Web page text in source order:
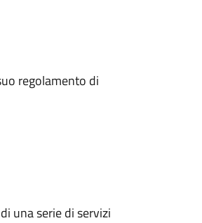
regolamento di
una serie di servizi